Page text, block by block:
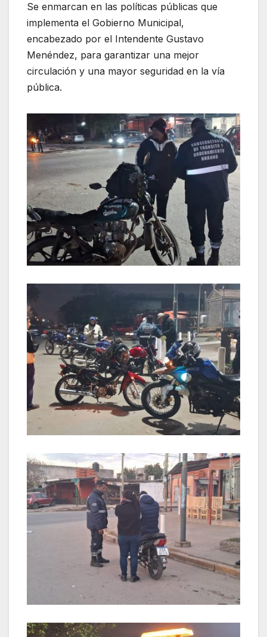
Se enmarcan en las políticas públicas que
implementa el Gobierno Municipal,
encabezado por el Intendente Gustavo
Menéndez, para garantizar una mejor
circulación y una mayor seguridad en la vía
pública.